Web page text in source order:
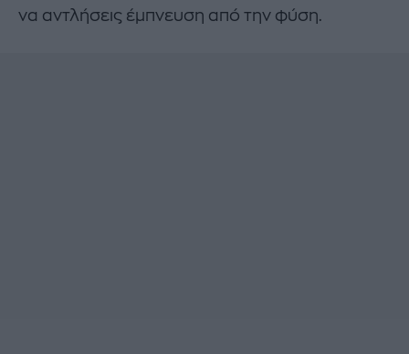
να αντλήσεις έμπνευση από την φύση.